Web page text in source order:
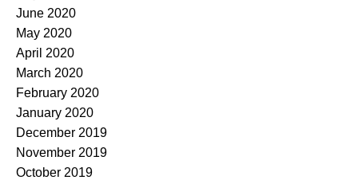
June 2020
May 2020
April 2020
March 2020
February 2020
January 2020
December 2019
November 2019
October 2019